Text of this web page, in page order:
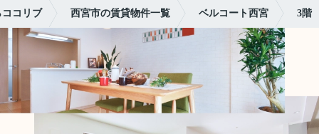
コリブ 西宮市の賃貸物件一覧 ベルコート西宮 3階